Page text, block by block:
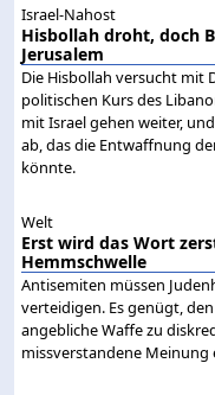
Israel-Nahost
Hisbollah droht, doch
Jerusalem
Die Hisbollah versucht mit
politischen Kurs des
mit Israel gehen weiter,
ab, das die Entwaffnung
könnte.
Welt
Erst wird das Wort
Hemmschwelle
Antisemiten müssen
verteidigen. Es genügt,
angebliche Waffe zu
missverstandene Meinung